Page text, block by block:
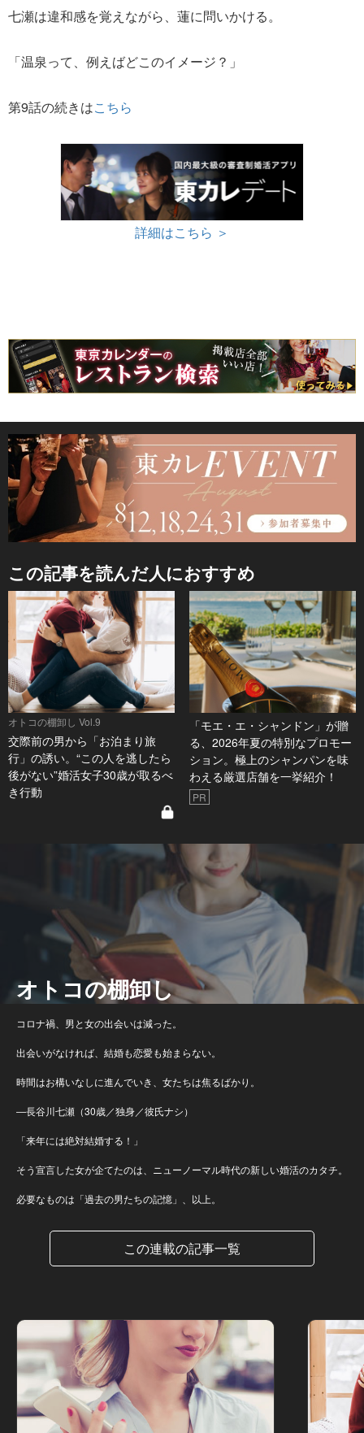
七瀬は違和感を覚えながら、蓮に問いかける。
「温泉って、例えばどこのイメージ？」
第9話の続きはこちら
詳細はこちら ＞
この記事を読んだ人におすすめ
オトコの棚卸し Vol.9
交際前の男から「お泊まり旅
行」の誘い。“この人を逃したら
後がない”婚活女子30歳が取るべ
き行動
「モエ・エ・シャンドン」が贈
る、2026年夏の特別なプロモー
ション。極上のシャンパンを味
わえる厳選店舗を一挙紹介！
PR
オトコの棚卸し
コロナ禍、男と女の出会いは減った。
出会いがなければ、結婚も恋愛も始まらない。
時間はお構いなしに進んでいき、女たちは焦るばかり。
―長谷川七瀬（30歳／独身／彼氏ナシ）
「来年には絶対結婚する！」
そう宣言した女が企てたのは、ニューノーマル時代の新しい婚活のカタチ。
必要なものは「過去の男たちの記憶」、以上。
この連載の記事一覧